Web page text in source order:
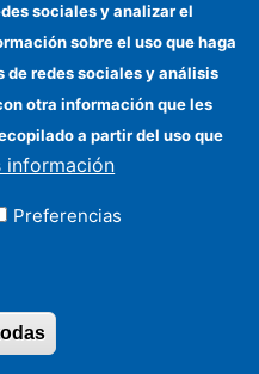
reservados
sociales y analizar el
sobre el uso que haga
de redes sociales y análisis
otra información que les
a partir del uso que
información
Preferencias